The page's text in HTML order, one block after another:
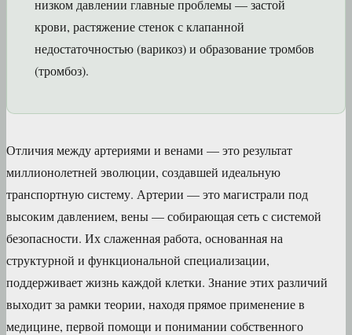
низком давлении главные проблемы — застой
крови, растяжение стенок с клапанной
недостаточностью (варикоз) и образование тромбов
(тромбоз).
Отличия между артериями и венами — это результат
миллионолетней эволюции, создавшей идеальную
транспортную систему. Артерии — это магистрали под
высоким давлением, вены — собирающая сеть с системой
безопасности. Их слаженная работа, основанная на
структурной и функциональной специализации,
поддерживает жизнь каждой клетки. Знание этих различий
выходит за рамки теории, находя прямое применение в
медицине, первой помощи и понимании собственного